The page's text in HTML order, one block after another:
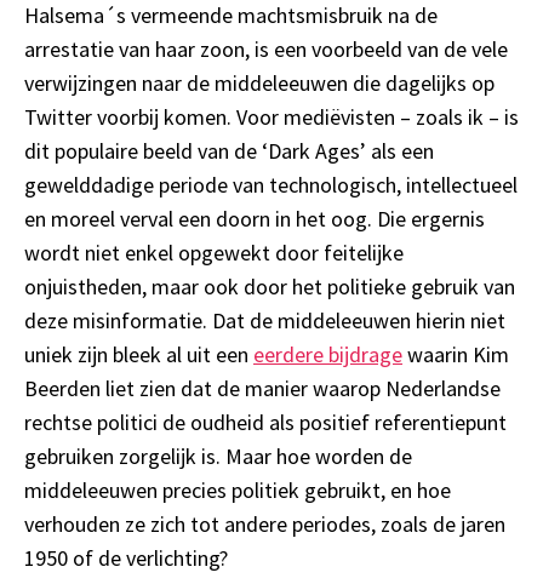
Halsema´s vermeende machtsmisbruik na de
arrestatie van haar zoon, is een voorbeeld van de vele
verwijzingen naar de middeleeuwen die dagelijks op
Twitter voorbij komen. Voor mediëvisten – zoals ik – is
dit populaire beeld van de ‘Dark Ages’ als een
gewelddadige periode van technologisch, intellectueel
en moreel verval een doorn in het oog. Die ergernis
wordt niet enkel opgewekt door feitelijke
onjuistheden, maar ook door het politieke gebruik van
deze misinformatie. Dat de middeleeuwen hierin niet
uniek zijn bleek al uit een eerdere bijdragewaarin Kim
Beerden liet zien dat de manier waarop Nederlandse
rechtse politici de oudheid als positief referentiepunt
gebruiken zorgelijk is. Maar hoe worden de
middeleeuwen precies politiek gebruikt, en hoe
verhouden ze zich tot andere periodes, zoals de jaren
1950 of de verlichting?